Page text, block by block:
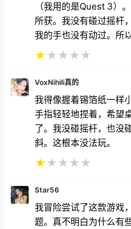
（我用的是Quest 3）
所获。我没有碰过摇杆
我的手也没有动过。所
★★ ★ ★ ★
VoxNihili真的
我得像握着锡箔纸一样
手指轻轻地捏着，希望
了。我没碰摇杆，也没
斜。这根本没法玩。
★★ ★ ★ ★
Star56
我冒险尝试了这款游戏
题。真不明白为什么有